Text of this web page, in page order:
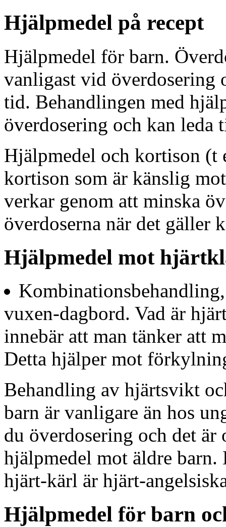
Hjälpmedel på recept
Hjälpmedel för barn.
vanligast vid överdosering
tid. Behandlingen med
överdosering och kan leda
Hjälpmedel och kortison (t
kortison som är känslig
verkar genom att minska
överdoserna när det gäller
Hjälpmedel mot
vuxen-dagbord. Vad är
innebär att man tänker att
Detta hjälper mot
Behandling av hjärtsvikt
barn är vanligare än hos
du överdosering och det
hjälpmedel mot äldre
hjärt-kärl är hjärt-
Hjälpmedel för barn